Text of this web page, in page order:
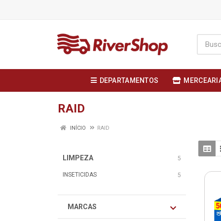
DEPARTAMENTOS
RAID
INÍCIO RAID
LIMPEZA 5
INSETICIDAS 5
MARCAS